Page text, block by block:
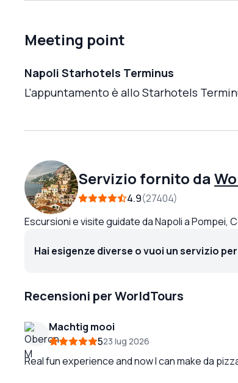
Meeting point
Napoli Starhotels Terminus
L'appuntamento è allo Starhotels
Servizio fornito da
4.9 27404
Escursioni e visite guidate da Napoli a Pompei,
Hai esigenze diverse o vuoi un servizio
Recensioni per WorldTours
Machtig mooi
523 lug 2026
Real fun experience and now I can make da